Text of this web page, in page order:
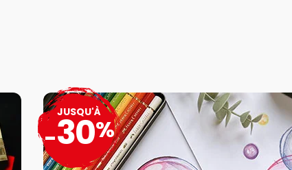
JUSQU'À
-30%